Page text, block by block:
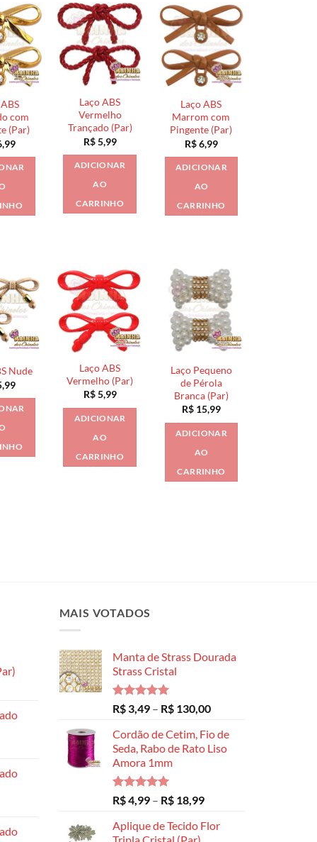
com
(Par)
Laço ABS
Vermelho
Trançado (Par)
R$5,99
ADICIONAR
AO
CARRINHO
Laço ABS
Marrom com
Pingente (Par)
R$6,99
ADICIONAR
AO
CARRINHO
Nude
Laço ABS
Vermelho (Par)
R$5,99
ADICIONAR
AO
CARRINHO
Laço Pequeno
de Pérola
Branca (Par)
R$15,99
ADICIONAR
AO
CARRINHO
MAIS VOTADOS
Manta de Strass Dourada
Strass Cristal
Avaliação
5.00
de 5
R$3,49 – R$130,00Faixa
preço:
R$ 3,49
Cordão de Cetim, Fio de
Seda, Rabo de Rato Liso
Amora 1mm
Avaliação
5.00
de 5
R$4,99 – R$18,99Faixa
preço:
Aplique de Tecido Flor